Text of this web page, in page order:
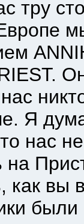
тру
Я
нас
на
как вы